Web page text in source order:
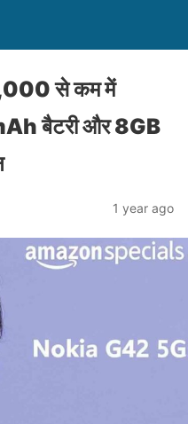
से कम में
बैटरी और 8GB
1 year ago